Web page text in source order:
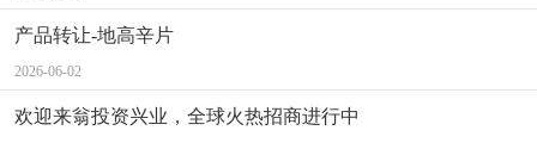
产品转让-地高辛片
2026-06-02
欢迎来翁投资兴业，全球火热招商进行中